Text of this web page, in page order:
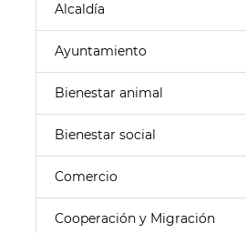
Alcaldía
Ayuntamiento
Bienestar animal
Bienestar social
Comercio
Cooperación y Migración